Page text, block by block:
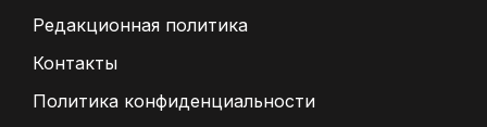
Редакционная политика
Контакты
Политика конфиденциальности